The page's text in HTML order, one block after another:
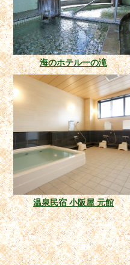
海のホテル一の滝
温泉民宿 小阪屋 元館